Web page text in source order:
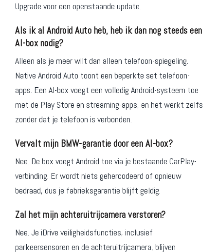
Upgrade voor een openstaande update.
Als ik al Android Auto heb, heb ik dan nog steeds een
AI-box nodig?
Alleen als je meer wilt dan alleen telefoon-spiegeling.
Native Android Auto toont een beperkte set telefoon-
apps. Een AI-box voegt een volledig Android-systeem toe
met de Play Store en streaming-apps, en het werkt zelfs
zonder dat je telefoon is verbonden.
Vervalt mijn BMW-garantie door een AI-box?
Nee. De box voegt Android toe via je bestaande CarPlay-
verbinding. Er wordt niets gehercodeerd of opnieuw
bedraad, dus je fabrieksgarantie blijft geldig.
Zal het mijn achteruitrijcamera verstoren?
Nee. Je iDrive veiligheidsfuncties, inclusief
parkeersensoren en de achteruitrijcamera, blijven